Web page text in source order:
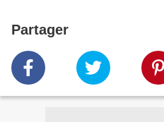
Partager